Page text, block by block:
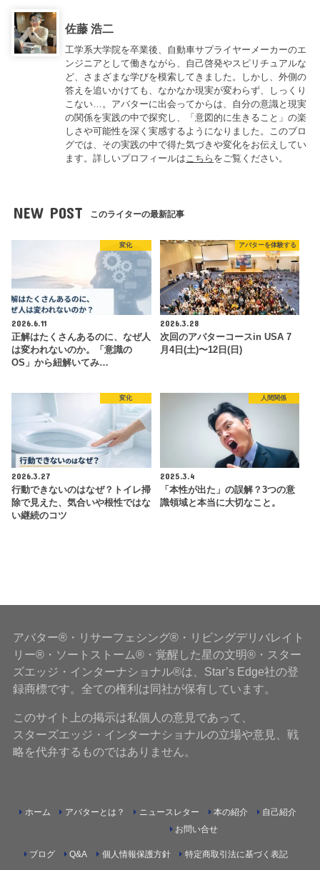
佐藤 浩二
工学系大学院を卒業後、自動車サプライヤーメーカーのエ
ンジニアとして働きながら、自己啓発やスピリチュアルな
ど、さまざまな学びを模索してきました。しかし、外側の
答えを追いかけても、なかなか現実が変わらず、しっくり
こない…。アバターに出会ってからは、自分の意識と現実
の関係を実践の中で探究し、「意図的に生きること」の楽
しさや可能性を深く実感するようになりました。このブロ
グでは、その実践の中で得た気づきや変化をお伝えしてい
ます。詳しいプロフィールは こちら をご覧ください。
NEW POST このライターの最新記事
変化
2026.6.11
正解はたくさんあるのに、なぜ人
は変われないのか。「意識の
OS」から紐解いてみ…
アバターを体験する
2026.3.28
次回のアバターコースin USA 7
月4日(土)〜12日(日)
変化
2026.3.27
行動できないのはなぜ？トイレ掃
除で見えた、気合いや根性ではな
い継続のコツ
人間関係
2025.3.4
「本性が出た」の誤解？3つの意
識領域と本当に大切なこと。
アバター®・リサーフェシング®・リビングデリバレイト
リー®・ソートストーム®・覚醒した星の文明®・スター
ズエッジ・インターナショナル®は、Star’s Edge社の登
録商標です。全ての権利は同社が保有しています。
このサイト上の掲示は私個人の意見であって、
スターズエッジ・インターナショナルの立場や意見、戦
略を代弁するものではありません。
ホーム アバターとは？ ニュースレター 本の紹介 自己紹介
ブログ Q&A
お問い合せ
個人情報保護方針 特定商取引法に基づく表記